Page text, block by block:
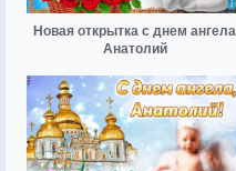
Новая открытка с днем ангела
Анатолий